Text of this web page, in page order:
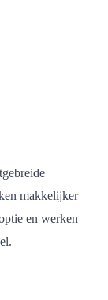
makkelijker
en werken